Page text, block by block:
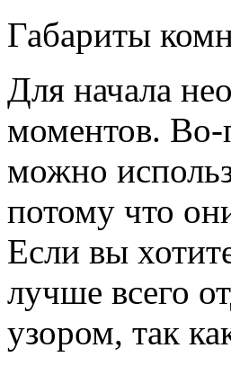
Габариты
Для начала
моментов. Во-
можно
потому что
Если вы
лучше всего
узором, так